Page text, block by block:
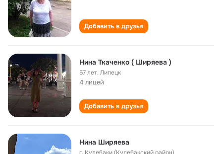
Добавить в друзья
Нина Ткаченко ( Ширяева )
57 лет,Липецк
4 лицей
Добавить в друзья
Нина Ширяева